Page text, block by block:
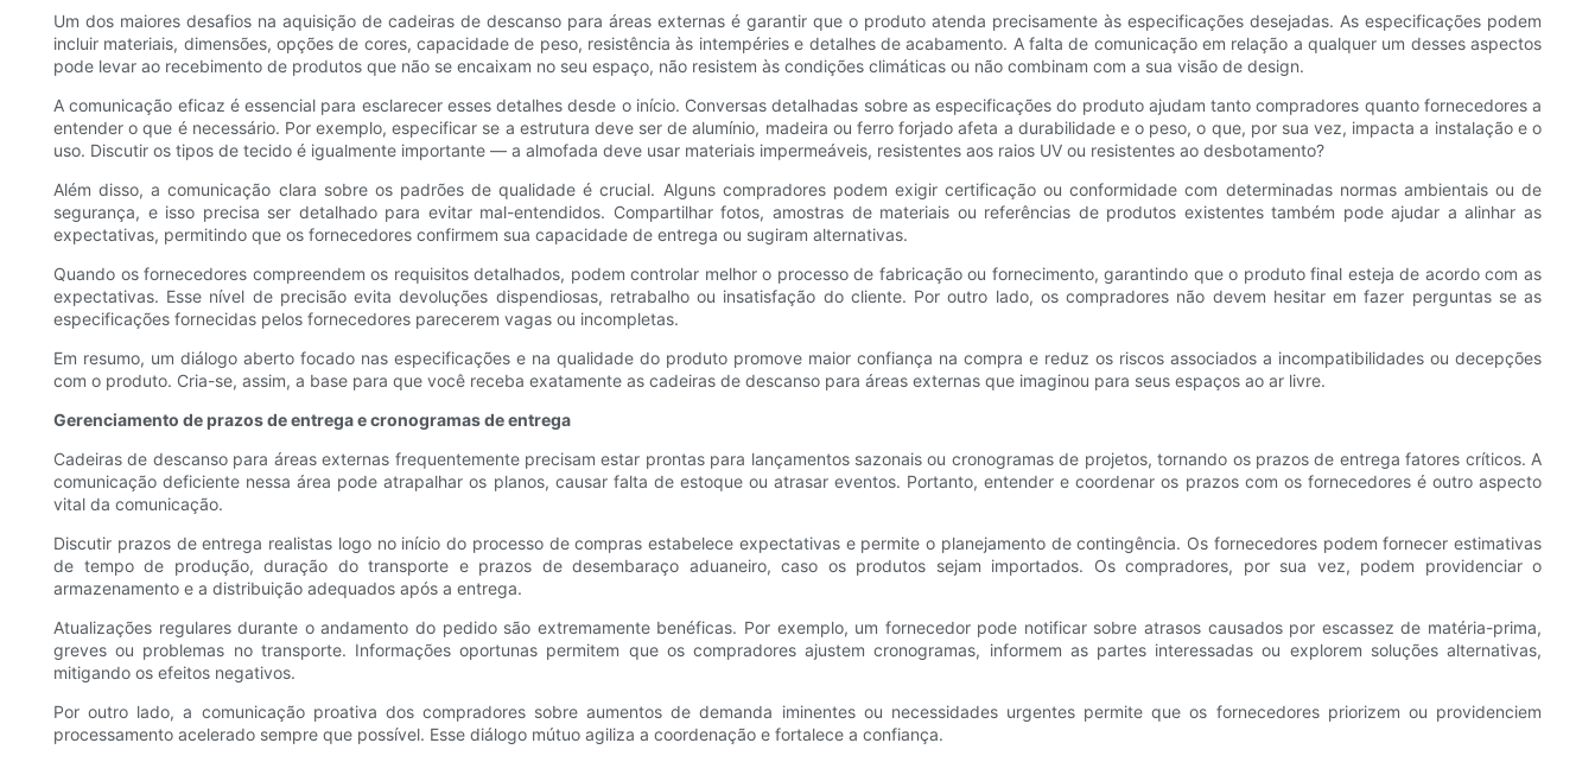
Um dos maiores desafios na aquisição de cadeiras de descanso para áreas externas é garantir que o produto atenda precisamente às especificações desejadas. As especificações podem
incluir materiais, dimensões, opções de cores, capacidade de peso, resistência às intempéries e detalhes de acabamento. A falta de comunicação em relação a qualquer um desses aspectos
pode levar ao recebimento de produtos que não se encaixam no seu espaço, não resistem às condições climáticas ou não combinam com a sua visão de design.
A comunicação eficaz é essencial para esclarecer esses detalhes desde o início. Conversas detalhadas sobre as especificações do produto ajudam tanto compradores quanto fornecedores a
entender o que é necessário. Por exemplo, especificar se a estrutura deve ser de alumínio, madeira ou ferro forjado afeta a durabilidade e o peso, o que, por sua vez, impacta a instalação e o
uso. Discutir os tipos de tecido é igualmente importante — a almofada deve usar materiais impermeáveis, resistentes aos raios UV ou resistentes ao desbotamento?
Além disso, a comunicação clara sobre os padrões de qualidade é crucial. Alguns compradores podem exigir certificação ou conformidade com determinadas normas ambientais ou de
segurança, e isso precisa ser detalhado para evitar mal-entendidos. Compartilhar fotos, amostras de materiais ou referências de produtos existentes também pode ajudar a alinhar as
expectativas, permitindo que os fornecedores confirmem sua capacidade de entrega ou sugiram alternativas.
Quando os fornecedores compreendem os requisitos detalhados, podem controlar melhor o processo de fabricação ou fornecimento, garantindo que o produto final esteja de acordo com as
expectativas. Esse nível de precisão evita devoluções dispendiosas, retrabalho ou insatisfação do cliente. Por outro lado, os compradores não devem hesitar em fazer perguntas se as
especificações fornecidas pelos fornecedores parecerem vagas ou incompletas.
Em resumo, um diálogo aberto focado nas especificações e na qualidade do produto promove maior confiança na compra e reduz os riscos associados a incompatibilidades ou decepções
com o produto. Cria-se, assim, a base para que você receba exatamente as cadeiras de descanso para áreas externas que imaginou para seus espaços ao ar livre.
Gerenciamento de prazos de entrega e cronogramas de entrega
Cadeiras de descanso para áreas externas frequentemente precisam estar prontas para lançamentos sazonais ou cronogramas de projetos, tornando os prazos de entrega fatores críticos. A
comunicação deficiente nessa área pode atrapalhar os planos, causar falta de estoque ou atrasar eventos. Portanto, entender e coordenar os prazos com os fornecedores é outro aspecto
vital da comunicação.
Discutir prazos de entrega realistas logo no início do processo de compras estabelece expectativas e permite o planejamento de contingência. Os fornecedores podem fornecer estimativas
de tempo de produção, duração do transporte e prazos de desembaraço aduaneiro, caso os produtos sejam importados. Os compradores, por sua vez, podem providenciar o
armazenamento e a distribuição adequados após a entrega.
Atualizações regulares durante o andamento do pedido são extremamente benéficas. Por exemplo, um fornecedor pode notificar sobre atrasos causados ​​por escassez de matéria-prima,
greves ou problemas no transporte. Informações oportunas permitem que os compradores ajustem cronogramas, informem as partes interessadas ou explorem soluções alternativas,
mitigando os efeitos negativos.
Por outro lado, a comunicação proativa dos compradores sobre aumentos de demanda iminentes ou necessidades urgentes permite que os fornecedores priorizem ou providenciem
processamento acelerado sempre que possível. Esse diálogo mútuo agiliza a coordenação e fortalece a confiança.